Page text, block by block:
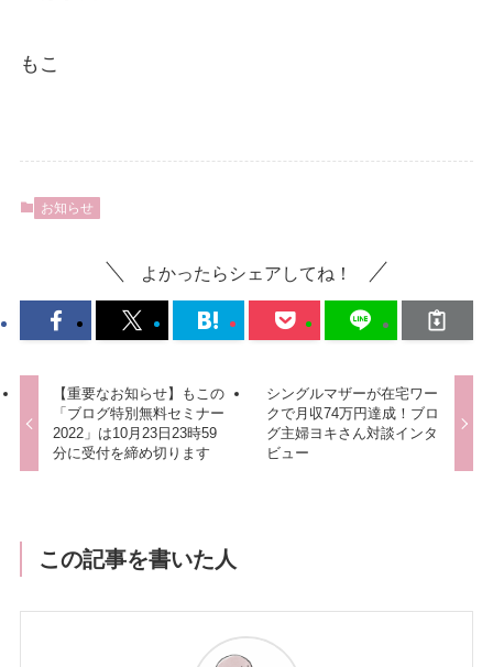
もこ
お知らせ
よかったらシェアしてね！
【重要なお知らせ】もこの
「ブログ特別無料セミナー
2022」は10月23日23時59
分に受付を締め切ります
シングルマザーが在宅ワー
クで月収74万円達成！ブロ
グ主婦ヨキさん対談インタ
ビュー
この記事を書いた人